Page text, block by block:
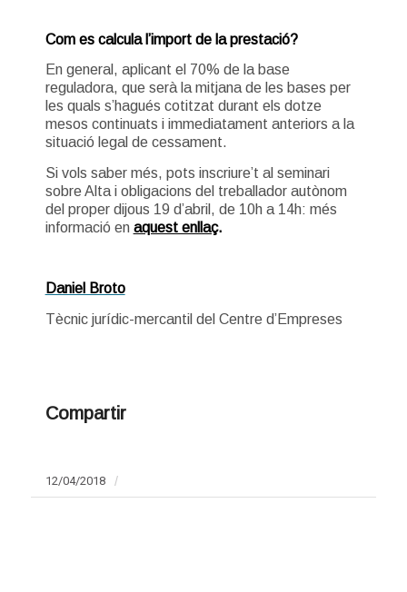
Com es calcula l’import de la prestació?
En general, aplicant el 70% de la base
reguladora, que serà la mitjana de les bases per
les quals s’hagués cotitzat durant els dotze
mesos continuats i immediatament anteriors a la
situació legal de cessament.
Si vols saber més, pots inscriure’t al seminari
sobre Alta i obligacions del treballador autònom
del proper dijous 19 d’abril, de 10h a 14h: més
informació en aquest enllaç.
Daniel Broto
Tècnic jurídic-mercantil del Centre d’Empreses
Compartir
12/04/2018 /